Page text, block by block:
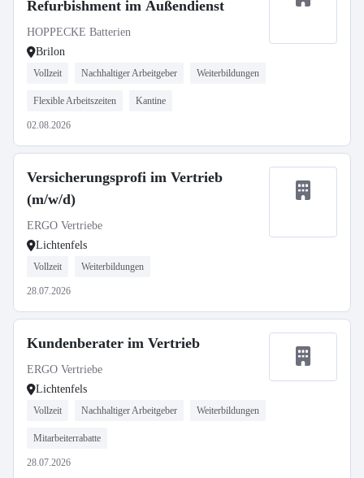
Refurbishment im Außendienst
HOPPECKE Batterien
Brilon
Vollzeit Nachhaltiger Arbeitgeber Weiterbildungen
Flexible Arbeitszeiten Kantine
02.08.2026
Versicherungsprofi im Vertrieb
(m/w/d)
ERGO Vertriebe
Lichtenfels
Vollzeit Weiterbildungen
28.07.2026
Kundenberater im Vertrieb
ERGO Vertriebe
Lichtenfels
Vollzeit Nachhaltiger Arbeitgeber Weiterbildungen
Mitarbeiterrabatte
28.07.2026